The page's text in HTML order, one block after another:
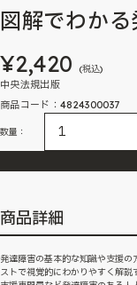
図解でわかる
¥2,420 (税込)
中央法規出版
商品コード：4824300037
数量：
商品詳細
発達障害の基本的な知識や支援
ストで視覚的にわかりやすく解